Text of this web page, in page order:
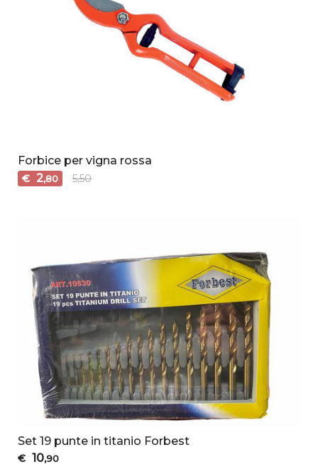
Forbice per vigna rossa
€ 2,80 5,50
Set 19 punte in titanio Forbest
€ 10,90